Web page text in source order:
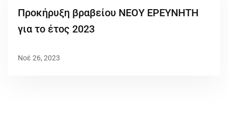
Προκήρυξη βραβείου ΝΕΟΥ ΕΡΕΥΝΗΤΗ
για το έτος 2023
Νοέ 26, 2023